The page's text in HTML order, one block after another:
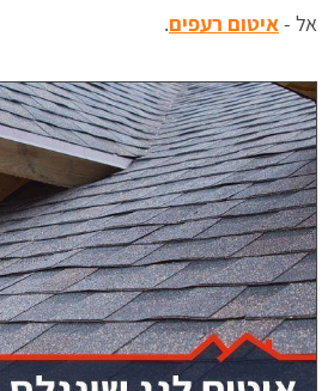
אל -איטום רעפים.